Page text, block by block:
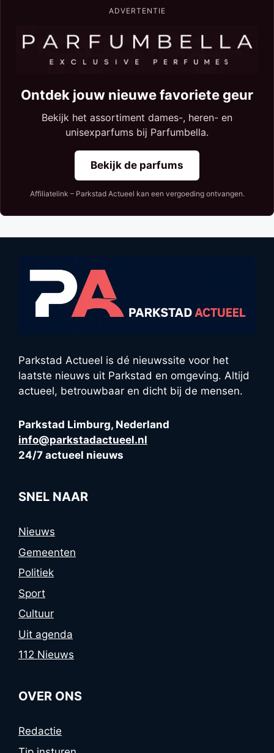
ADVERTENTIE
Ontdek jouw nieuwe favoriete geur
Bekijk het assortiment dames-, heren- en
unisexparfums bij Parfumbella.
Bekijk de parfums
Affiliatelink – Parkstad Actueel kan een vergoeding ontvangen.
Parkstad Actueel is dé nieuwssite voor het
laatste nieuws uit Parkstad en omgeving. Altijd
actueel, betrouwbaar en dicht bij de mensen.
Parkstad Limburg, Nederland
info@parkstadactueel.nl
24/7 actueel nieuws
SNEL NAAR
Nieuws
Gemeenten
Politiek
Sport
Cultuur
Uit agenda
112 Nieuws
OVER ONS
Redactie